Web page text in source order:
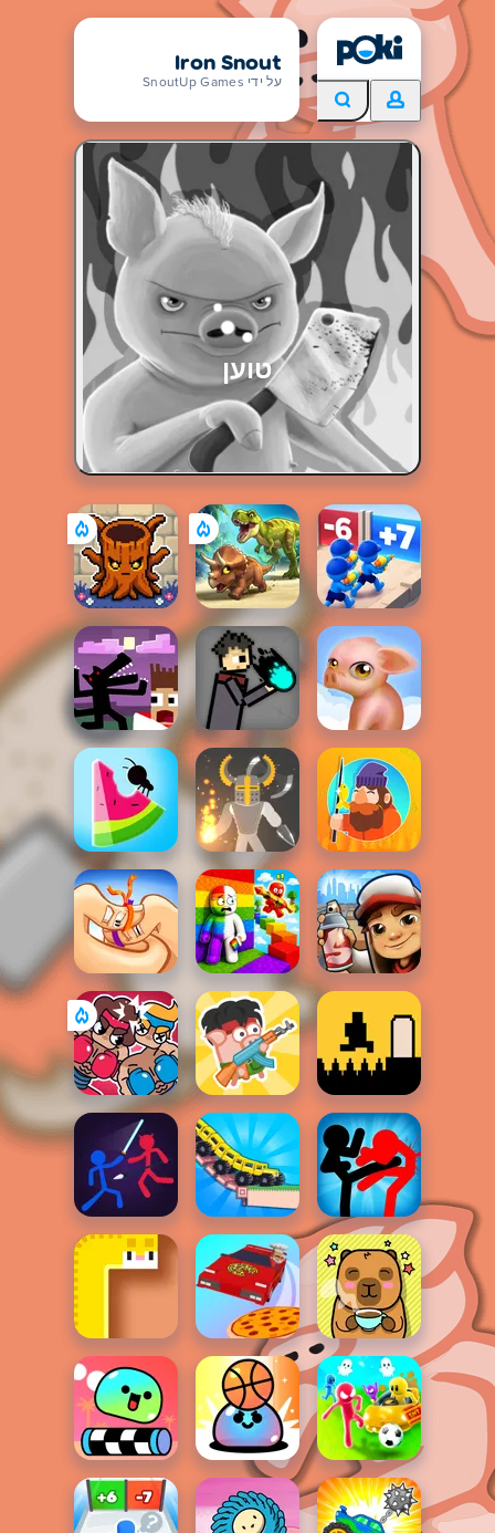
Iron Snout
על ידי SnoutUp Games
טוען